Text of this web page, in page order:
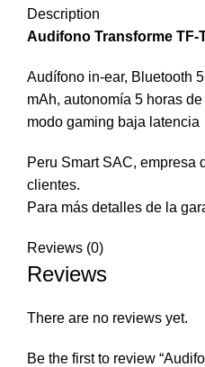
Description
Audifono Transforme TF-
Audífono in-ear, Bluetooth
mAh, autonomía 5 horas
modo gaming baja latencia
Peru Smart SAC, empresa
clientes.
Para más detalles de la
Reviews (0)
Reviews
There are no reviews yet.
Be the first to review